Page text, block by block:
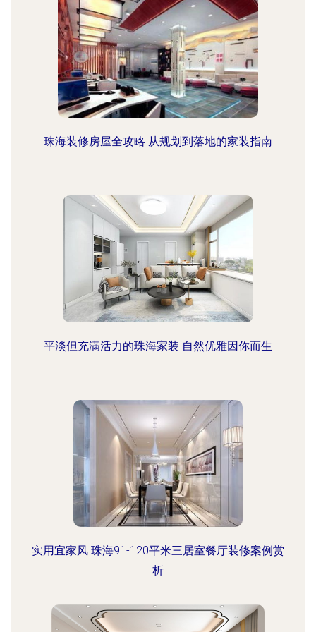
珠海装修房屋全攻略 从规划到落地的家装指南
平淡但充满活力的珠海家装 自然优雅因你而生
实用宜家风 珠海91-120平米三居室餐厅装修案例赏
析